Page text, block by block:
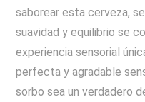
saborear esta cerveza,
suavidad y equilibrio se
experiencia sensorial
perfecta y agradable
sorbo sea un verdadero